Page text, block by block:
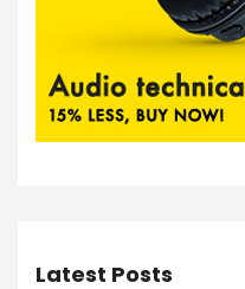
Latest Posts